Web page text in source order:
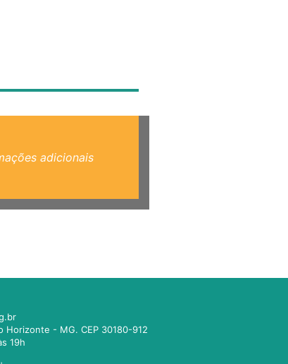
adicionais
Horizonte - MG. CEP 30180-912
19h